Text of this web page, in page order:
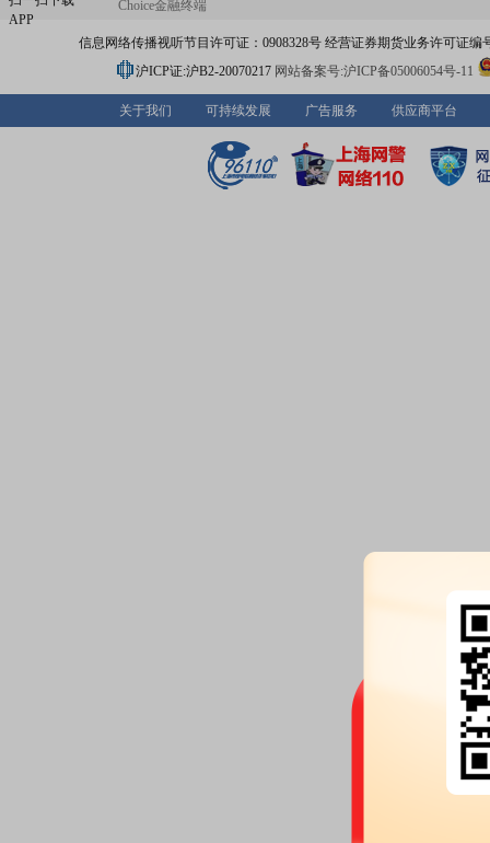
APP
Choice金融终端
信息网络传播视听节目许可证：0908328号 经营证券期货业务许可证编
沪ICP证:沪B2-20070217 网站备案号:沪ICP备05006054号-11
关于我们 可持续发展 广告服务 供应商平台